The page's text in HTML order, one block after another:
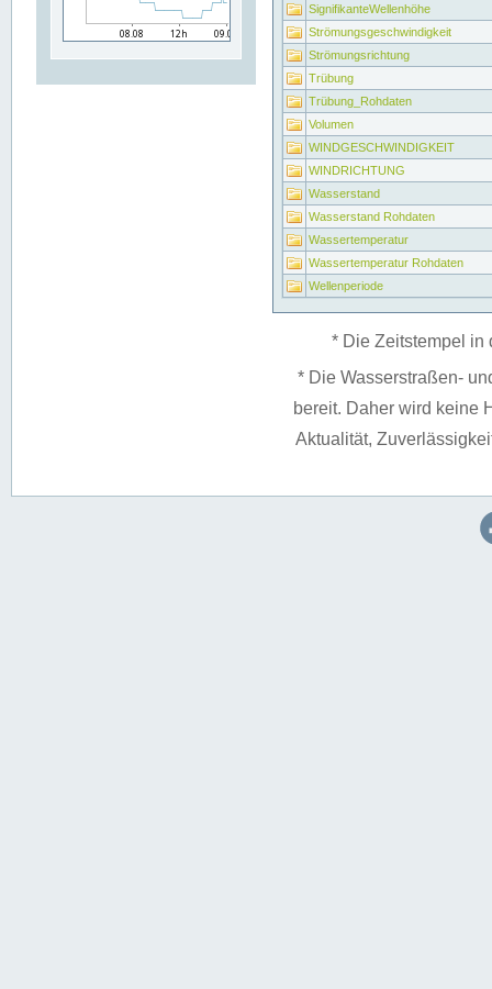
SignifikanteWellenhöhe
Strömungsgeschwindigkeit
Strömungsrichtung
Trübung
Trübung_Rohdaten
Volumen
WINDGESCHWINDIGKEIT
WINDRICHTUNG
Wasserstand
Wasserstand Rohdaten
Wassertemperatur
Wassertemperatur Rohdaten
Wellenperiode
* Die Zeitstempel in
* Die Wasserstraßen-
bereit. Daher wird keine
Aktualität,